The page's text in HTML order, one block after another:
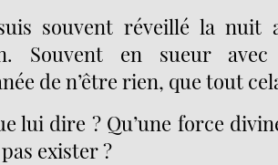
souvent réveillé la nuit
Souvent en sueur avec
de n’être rien, que tout
lui dire ? Qu’une force
exister ?